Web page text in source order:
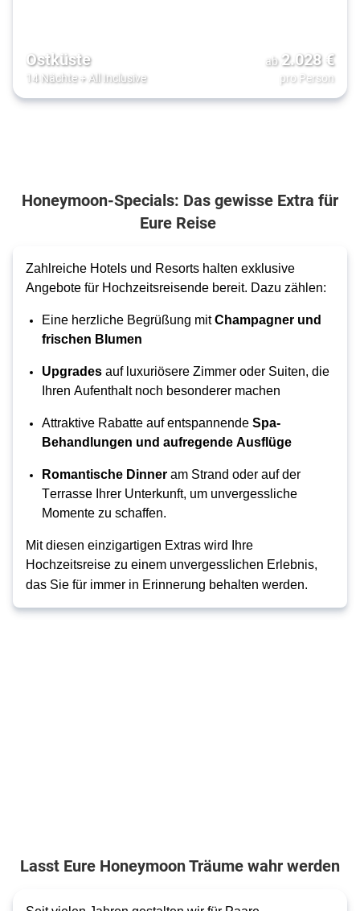
Ostküste
14 Nächte+ All Inclusive
ab 2.028€
pro Person
Honeymoon-Specials: Das gewisse Extra für
Eure Reise
Zahlreiche Hotels und Resorts halten exklusive
Angebote für Hochzeitsreisende bereit. Dazu zählen:
Eine herzliche Begrüßung mit Champagner und
frischen Blumen
Upgrades auf luxuriösere Zimmer oder Suiten, die
Ihren Aufenthalt noch besonderer machen
Attraktive Rabatte auf entspannende Spa-
Behandlungen und aufregende Ausflüge
Romantische Dinner am Strand oder auf der
Terrasse Ihrer Unterkunft, um unvergessliche
Momente zu schaffen.
Mit diesen einzigartigen Extras wird Ihre
Hochzeitsreise zu einem unvergesslichen Erlebnis,
das Sie für immer in Erinnerung behalten werden.
Lasst Eure Honeymoon Träume wahr werden